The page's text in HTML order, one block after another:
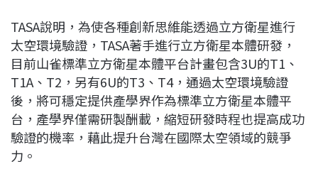
TASA說明，為使各種創新思維能透過立方衛星進行
太空環境驗證，TASA著手進行立方衛星本體研發，
目前山雀標準立方衛星本體平台計畫包含3U的T1、
T1A、T2，另有6U的T3、T4，通過太空環境驗證
後，將可穩定提供產學界作為標準立方衛星本體平
台，產學界僅需研製酬載，縮短研發時程也提高成功
驗證的機率，藉此提升台灣在國際太空領域的競爭
力。